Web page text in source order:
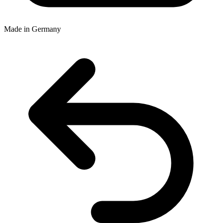
Made in Germany